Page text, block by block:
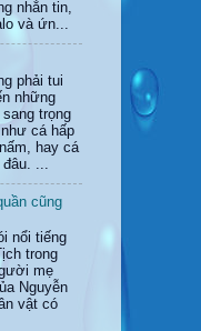
nhắn tin,
và ứn...
phải tui
những
trọng
cá hấp
hay cá
...
cũng
nổi tiếng
trong
mẹ
Nguyễn
vật có